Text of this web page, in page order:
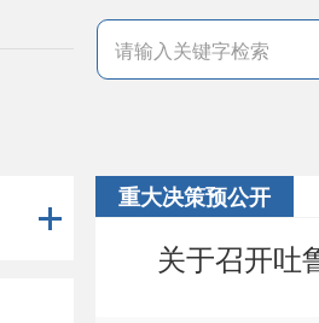
重大决策预公开
关于召开吐